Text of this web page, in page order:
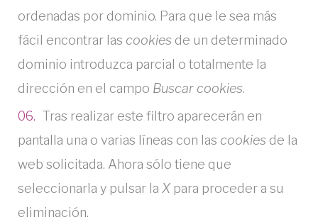
ordenadas por dominio. Para que le sea más
fácil encontrar las cookies de un determinado
dominio introduzca parcial o totalmente la
dirección en el campo Buscar cookies.
Tras realizar este filtro aparecerán en
pantalla una o varias líneas con las cookies de la
web solicitada. Ahora sólo tiene que
seleccionarla y pulsar la X para proceder a su
eliminación.